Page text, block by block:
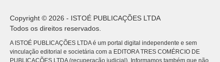
Copyright © 2026 - ISTOÉ PUBLICAÇÕES LTDA
Todos os direitos reservados.
A ISTOÉ PUBLICAÇÕES LTDA é um portal digital independente e sem
vinculação editorial e societária com a EDITORA TRES COMÉRCIO DE
PUBLICACÕES LTDA (recuperação judicial). Informamos também que não